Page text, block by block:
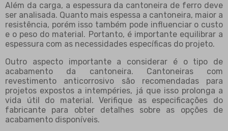
Além da carga, a espessura da cantoneira de ferro deve
ser analisada. Quanto mais espessa a cantoneira, maior a
resistência, porém isso também pode influenciar o custo
e o peso do material. Portanto, é importante equilibrar a
espessura com as necessidades específicas do projeto.
Outro aspecto importante a considerar é o tipo de
acabamento da cantoneira. Cantoneiras com
revestimento anticorrosivo são recomendadas para
projetos expostos a intempéries, já que isso prolonga a
vida útil do material. Verifique as especificações do
fabricante para obter detalhes sobre as opções de
acabamento disponíveis.